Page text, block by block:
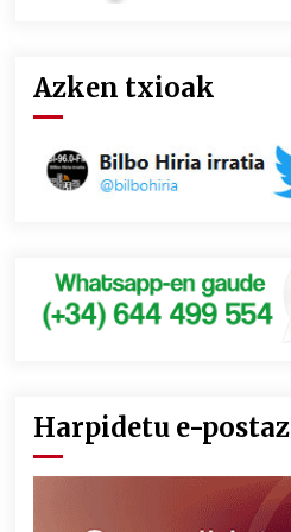
Azken txioak
Harpidetu e-postaz